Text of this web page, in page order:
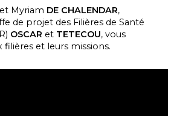
et Myriam DE CHALENDAR,
de projet des Filières de Santé
OSCAR et TETECOU, vous
et leurs missions.